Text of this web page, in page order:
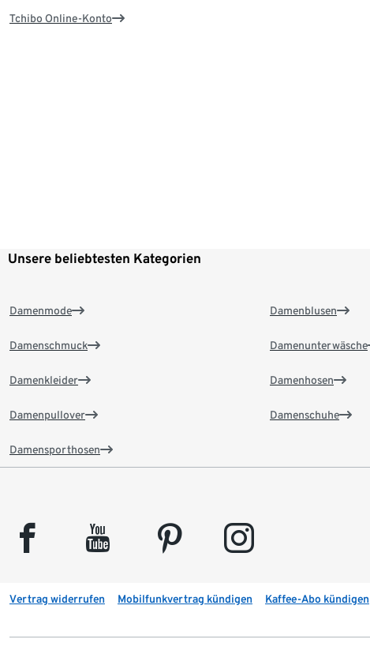
Tchibo Online-Konto
Unsere beliebtesten Kategorien
Damenmode
Damenschmuck
Damenkleider
Damenpullover
Damensporthosen
Damenblusen
Damenunterwäsche
Damenhosen
Damenschuhe
facebook youtube pinterest instagram
Vertrag widerrufen Mobilfunkvertrag kündigen Kaffee-Abo kündigen